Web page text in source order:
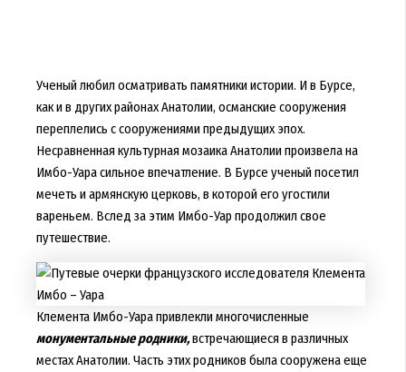
Ученый любил осматривать памятники истории. И в Бурсе,
как и в других районах Анатолии, османские сооружения
переплелись с сооружениями предыдущих эпох.
Несравненная культурная мозаика Анатолии произвела на
Имбо-Уара сильное впечатление. В Бурсе ученый посетил
мечеть и армянскую церковь, в которой его угостили
вареньем. Вслед за этим Имбо-Уар продолжил свое
путешествие.
Клемента Имбо-Уара привлекли многочисленные
монументальные родники,встречающиеся в различных
местах Анатолии. Часть этих родников была сооружена еще